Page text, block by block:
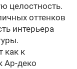
целостность.
оттенков
интерьера
как к
Ар-деко